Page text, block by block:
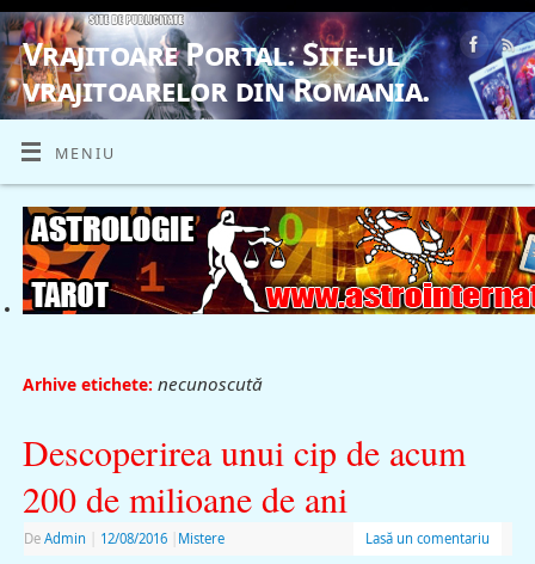
Vrajitoare Portal. Site-ul
vrajitoarelor din Romania.
VRAJITOARE, VRAJITOARELE, VRAJITOARE
MENIU
Arhive etichete: necunoscută
Descoperirea unui cip de acum
200 de milioane de ani
De Admin 12/08/2016 Mistere Lasă un comentariu